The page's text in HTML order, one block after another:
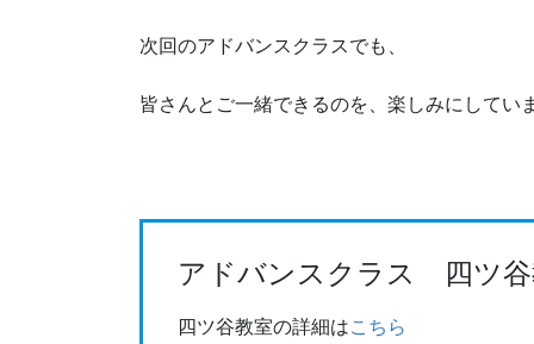
次回のアドバンスクラスでも、
皆さんとご一緒できるのを、楽しみにしてい
アドバンスクラス 四ツ谷
四ツ谷教室の詳細はこちら